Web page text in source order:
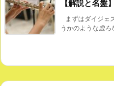
【解説と名盤】
まずはダイジェ
うかのような虚